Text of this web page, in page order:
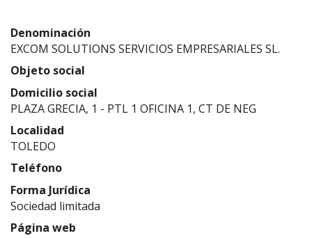
Denominación
EXCOM SOLUTIONS SERVICIOS EMPRESARIALES SL.
Objeto social
Domicilio social
PLAZA GRECIA, 1 - PTL 1 OFICINA 1, CT DE NEG
Localidad
TOLEDO
Teléfono
Forma Jurídica
Sociedad limitada
Página web